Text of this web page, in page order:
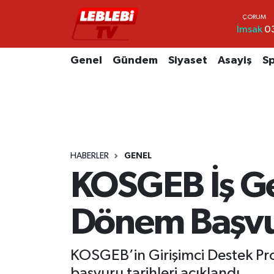
İmsak
Genel Gündem Siyaset Asayiş
HABERLER GENEL
KOSGEB İş
Dönem
KOSGEB’in Girişimci Destek
Hava Durumu
Tüm Manşetler
Haber Arşivi